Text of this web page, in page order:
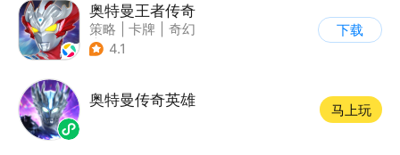
奥特曼王者传奇
策略 卡牌
奇幻
| 奥特曼
4.1
下载
奥特曼传奇英雄
马上玩